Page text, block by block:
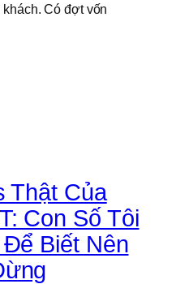
Có đợt vốn
Thật Của
Con Số Tôi
Biết Nên